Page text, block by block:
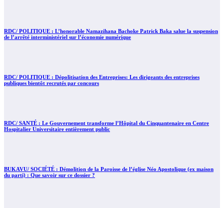
RDC/ POLITIQUE : L’honorable Namazihana Bachoke Patrick Baka salue la suspension
de l’arrêté interministériel sur l’économie numérique
RDC/ POLITIQUE : Dépolitisation des Entreprises: Les dirigeants des entreprises
publiques bientôt recrutés par concours
RDC/ SANTÉ : Le Gouvernement transforme l’Hôpital du Cinquantenaire en Centre
Hospitalier Universitaire entièrement public
BUKAVU/ SOCIÉTÉ : Démolition de la Paroisse de l’église Néo Apostolique (ex maison
du parti) : Que savoir sur ce dossier ?